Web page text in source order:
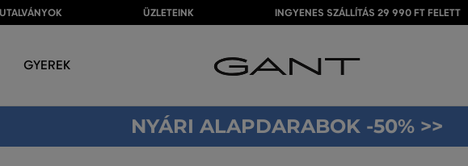
ÜZLETEINK INGYENES SZÁLLÍTÁS 29 990 FT FELETT
GYEREK
NYÁRI ALAPDARABOK -50% >>